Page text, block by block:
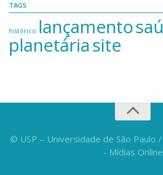
TAGS
histórico lançamento
planetáriasite
© USP – Universidade de São Paulo
- Mídias Online